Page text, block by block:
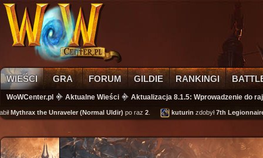
WIEŚCI GRA FORUM GILDIE RANKINGI
WoWCenter.pl Aktualne Wieści Aktualizacja 8.1.5: Wprowadzenie do
Mythrax the Unraveler (Normal Uldir)po raz 2. kuturinzdobył7th Legionnaire's